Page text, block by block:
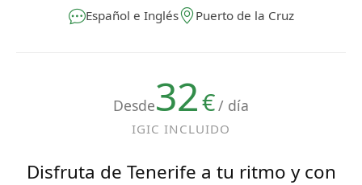
Español e Inglés
Puerto de la Cruz
Desde32€/ día
IGIC INCLUIDO
Disfruta de Tenerife a tu ritmo y con